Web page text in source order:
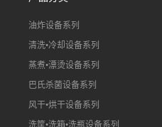
油炸设备系列
清洗•冷却设备系列
蒸煮•漂烫设备系列
巴氏杀菌设备系列
风干•烘干设备系列
洗筐•洗箱•洗瓶设备系列